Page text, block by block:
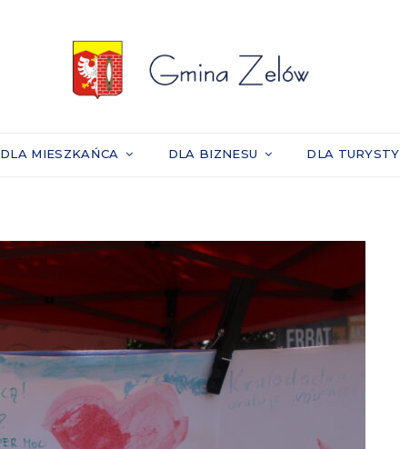
DLA MIESZKAŃCA DLA BIZNESU DLA TURYSTY